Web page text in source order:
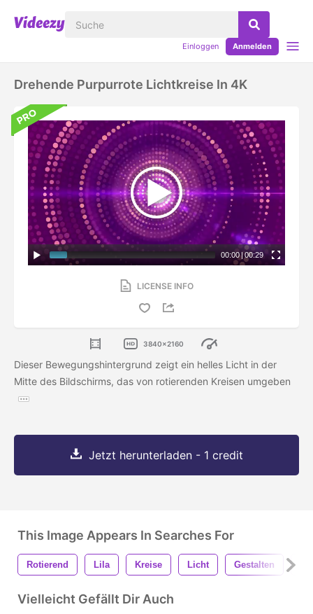
Einloggen Anmelden
Drehende Purpurrote Lichtkreise In 4K
00:00|00:29
LICENSE INFO
3840x2160
Dieser Bewegungshintergrund zeigt ein helles Licht in der
Mitte des Bildschirms, das von rotierenden Kreisen umgeben
Jetzt herunterladen - 1 credit
This Image Appears In Searches For
Rotierend Lila Kreise Licht Gestalten
Vielleicht Gefällt Dir Auch